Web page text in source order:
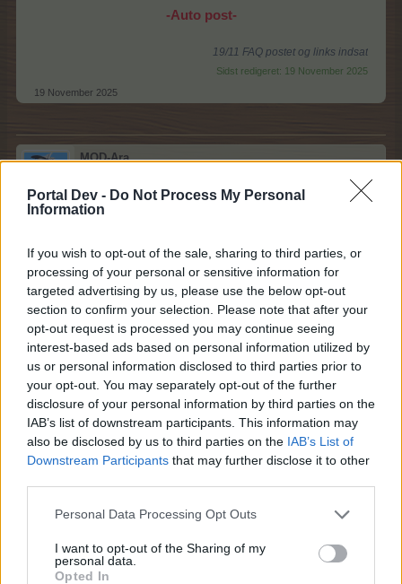
Portal Dev - Do Not Process My Personal
Information
If you wish to opt-out of the sale, sharing to third parties, or
processing of your personal or sensitive information for
targeted advertising by us, please use the below opt-out
section to confirm your selection. Please note that after your
opt-out request is processed you may continue seeing
interest-based ads based on personal information utilized by
us or personal information disclosed to third parties prior to
your opt-out. You may separately opt-out of the further
disclosure of your personal information by third parties on the
IAB’s list of downstream participants. This information may
also be disclosed by us to third parties on the IAB’s List of
Downstream Participants that may further disclose it to other
Personal Data Processing Opt Outs
I want to opt-out of the Sharing of my
personal data.
Opted In
-Auto post-
19/11 FAQ postet og links indsat
Sidst redigeret: 19 November 2025
19 November 2025
MOD-Ara
Som det var tilfældet tidligere, er alle moderatorer med
adgang til vores Farmerama-værktøjer (dette gælder for
alle, ikke kun BA'er) forhindret i at deltage, uanset om det
er gennem den officielle moderatorkonto eller personlige
konti. Derudover kan alle moderatorer - uanset deres
adgang til BP-værktøjer - på forhånd vælge ikke at
deltage og bør informere FA-teamet for at sikre, at deres
belønninger bookes manuelt.
For at præcisere:
Moderatorer, der er udelukket baseret på de
Moderatorer, der deltager i topbegivenheden, vil
Farmerama teamet